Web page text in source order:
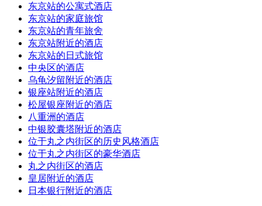
东京站的公寓式酒店
东京站的家庭旅馆
东京站的青年旅舍
东京站附近的酒店
东京站的日式旅馆
中央区的酒店
乌龟汐留附近的酒店
银座站附近的酒店
松屋银座附近的酒店
八重洲的酒店
中银胶囊塔附近的酒店
位于丸之内街区的历史风格酒店
位于丸之内街区的豪华酒店
丸之内街区的酒店
皇居附近的酒店
日本银行附近的酒店